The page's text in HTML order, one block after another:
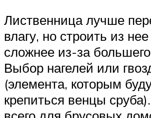
Лиственница лучше
влагу, но строить из
сложнее из-за
Выбор нагелей или
(элемента, которым
крепиться венцы